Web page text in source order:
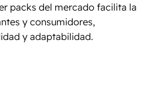
packs del mercado facilita la
y consumidores,
y adaptabilidad.